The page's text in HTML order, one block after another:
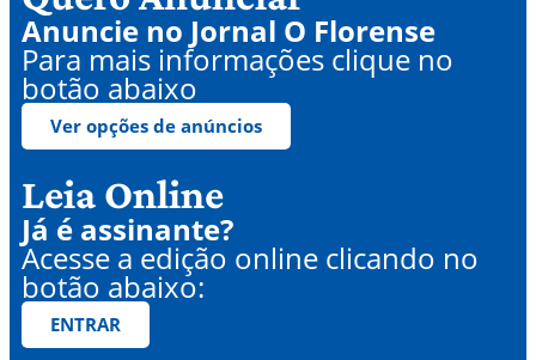
Anuncie no Jornal O Florense
Para mais informações clique no
botão abaixo
Ver opções de anúncios
Leia Online
Já é assinante?
Acesse a edição online clicando no
botão abaixo:
ENTRAR